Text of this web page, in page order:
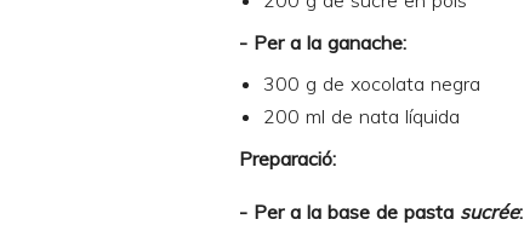
- Per a la ganache:
300 g de xocolata negra
200 ml de nata líquida
Preparació:
- Per a la base de pasta sucrée: